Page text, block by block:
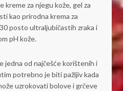
kreme za njegu kože, gel za
kao prirodna krema za
posto ultraljubičastih zraka i
pH kože.
jedna od najčešće korištenih i
potrebno je biti pažljiv kada
uzrokovati bolove i grčeve